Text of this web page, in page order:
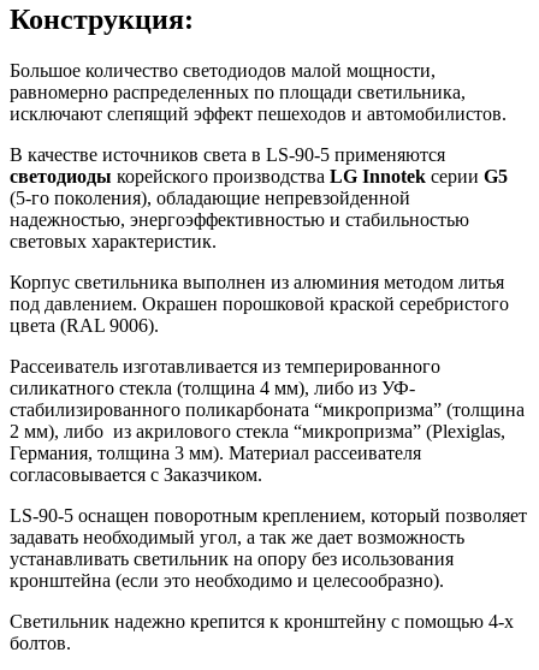
Конструкция:
Большое количество светодиодов малой мощности,
равномерно распределенных по площади светильника,
исключают слепящий эффект пешеходов и автомобилистов.
В качестве источников света в LS-90-5 применяются
светодиоды корейского производства LG Innotek серии G5
(5-го поколения), обладающие непревзойденной
надежностью, энергоэффективностью и стабильностью
световых характеристик.
Корпус светильника выполнен из алюминия методом литья
под давлением. Окрашен порошковой краской серебристого
цвета (RAL 9006).
Рассеиватель изготавливается из темперированного
силикатного стекла (толщина 4 мм), либо из УФ-
стабилизированного поликарбоната “микропризма” (толщина
2 мм), либо из акрилового стекла “микропризма” (Plexiglas,
Германия, толщина 3 мм). Материал рассеивателя
согласовывается с Заказчиком.
LS-90-5 оснащен поворотным креплением, который позволяет
задавать необходимый угол, а так же дает возможность
устанавливать светильник на опору без исользования
кронштейна (если это необходимо и целесообразно).
Светильник надежно крепится к кронштейну с помощью 4-х
болтов.